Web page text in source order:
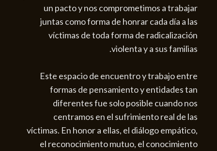
un pacto y nos comprometimos a trabajar
juntas como forma de honrar cada día a las
víctimas de toda forma de radicalización
violenta y a sus familias.
Este espacio de encuentro y trabajo entre
formas de pensamiento y entidades tan
diferentes fue solo posible cuando nos
centramos en el sufrimiento real de las
víctimas. En honor a ellas, el diálogo empático,
el reconocimiento mutuo, el conocimiento